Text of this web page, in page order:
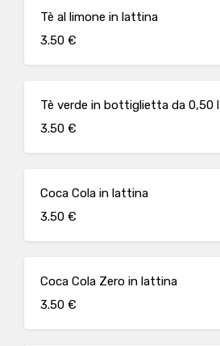
Tè al limone in lattina
3.50 €
Tè verde in bottiglietta da 0,50 l
3.50 €
Coca Cola in lattina
3.50 €
Coca Cola Zero in lattina
3.50 €